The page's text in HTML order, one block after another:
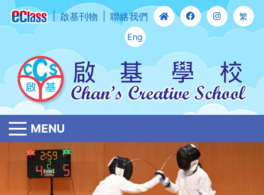
啟基刊物 聯絡我們 繁
Eng
MENU